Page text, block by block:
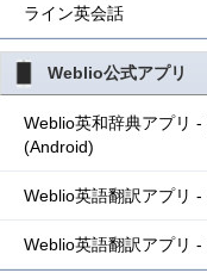
ライン英会話
Weblio公式アプリ
Weblio英和辞典アプリ
(Android)
Weblio英語翻訳アプリ
Weblio英語翻訳アプリ